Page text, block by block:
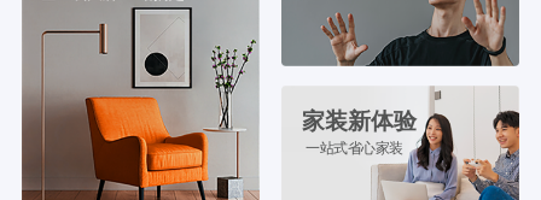
家装新体验
一站式省心家装